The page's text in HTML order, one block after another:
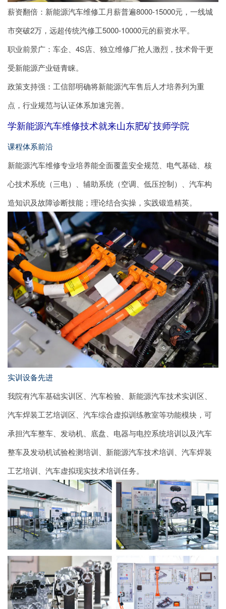
薪资翻倍：新能源汽车维修工月薪普遍8000-15000元，一线城
市突破2万，远超传统汽修工5000-10000元的薪资水平。
职业前景广：车企、4S店、独立维修厂抢人激烈，技术骨干更
受新能源产业链青睐。
政策支持强：工信部明确将新能源汽车售后人才培养列为重
点，行业规范与认证体系加速完善。
学新能源汽车维修技术就来山东肥矿技师学院
课程体系前沿
新能源汽车维修专业培养能全面覆盖安全规范、电气基础、核
心技术系统（三电）、辅助系统（空调、低压控制）、汽车构
造知识及故障诊断技能；理论结合实操，实践锻造精英。
实训设备先进
我院有汽车基础实训区、汽车检验、新能源汽车技术实训区、
汽车焊装工艺培训区、汽车综合虚拟训练教室等功能模块，可
承担汽车整车、发动机、底盘、电器与电控系统培训以及汽车
整车及发动机试验检测培训、新能源汽车技术培训、汽车焊装
工艺培训、汽车虚拟现实技术培训任务。